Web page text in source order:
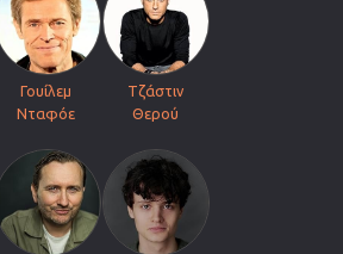
Γουίλεμ
Νταφόε
Τζάστιν
Θερού